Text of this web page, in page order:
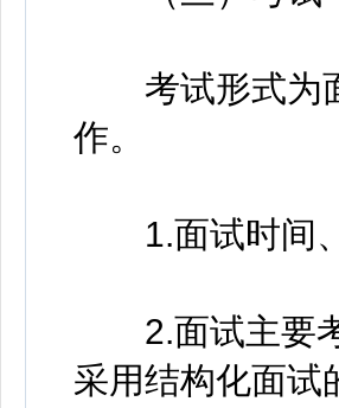
考试形式为面
作。
1.面试时间、
2.面试主要考
采用结构化面试